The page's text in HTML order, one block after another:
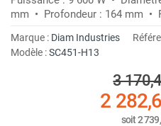
mm • Profondeur : 164 mm •
Marque : Diam Industries
Modèle :SC451-H13
3
2
soit2